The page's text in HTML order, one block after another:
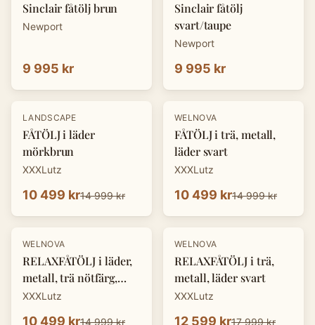
Sinclair fåtölj brun
Newport
9 995 kr
Sinclair fåtölj
svart/taupe
Newport
9 995 kr
- 30%
LANDSCAPE
FÅTÖLJ i läder
mörkbrun
XXXLutz
10 499 kr14 999 kr
-30 %
WELNOVA
FÅTÖLJ i trä, metall,
läder svart
XXXLutz
10 499 kr14 999 kr
-30 %
WELNOVA
RELAXFÅTÖLJ i läder,
metall, trä nötfärg,
svart
XXXLutz
10 499 kr14 999 kr
-30 %
WELNOVA
RELAXFÅTÖLJ i trä,
metall, läder svart
XXXLutz
12 599 kr17 999 kr